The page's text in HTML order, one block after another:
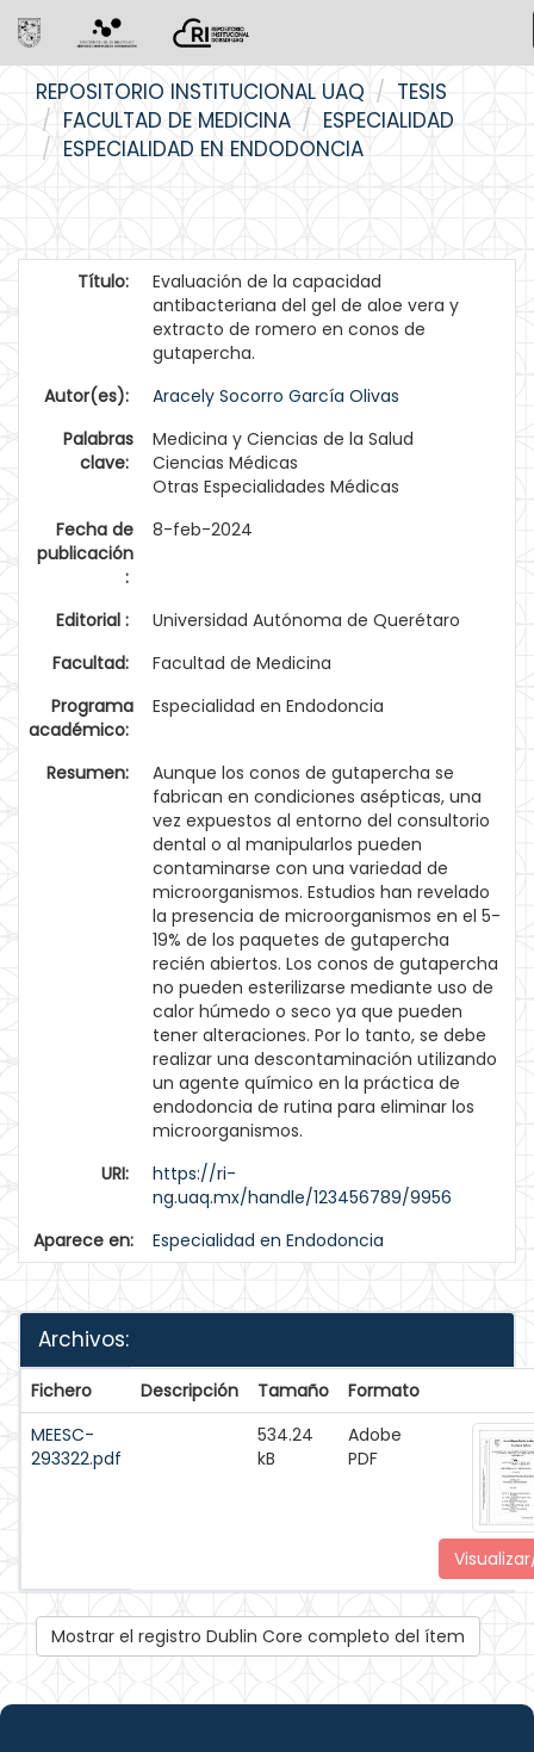
navigation
REPOSITORIO INSTITUCIONAL UAQ
TESIS
FACULTAD DE MEDICINA
ESPECIALIDAD
ESPECIALIDAD EN ENDODONCIA
Título:
Evaluación de la capacidad
antibacteriana del gel de aloe vera y
extracto de romero en conos de
gutapercha.
Autor(es):
Aracely Socorro García Olivas
Palabras
clave:
Medicina y Ciencias de la Salud
Ciencias Médicas
Otras Especialidades Médicas
Fecha de
publicación
:
8-feb-2024
Editorial :
Universidad Autónoma de Querétaro
Facultad:
Facultad de Medicina
Programa
académico:
Especialidad en Endodoncia
Resumen:
Aunque los conos de gutapercha se
fabrican en condiciones asépticas, una
vez expuestos al entorno del consultorio
dental o al manipularlos pueden
contaminarse con una variedad de
microorganismos. Estudios han revelado
la presencia de microorganismos en el 5-
19% de los paquetes de gutapercha
recién abiertos. Los conos de gutapercha
no pueden esterilizarse mediante uso de
calor húmedo o seco ya que pueden
tener alteraciones. Por lo tanto, se debe
realizar una descontaminación utilizando
un agente químico en la práctica de
endodoncia de rutina para eliminar los
microorganismos.
URI:
https://ri-
ng.uaq.mx/handle/123456789/9956
Aparece en:
Especialidad en Endodoncia
Archivos:
Fichero Descripción Tamaño
Formato
MEESC-
293322.pdf
534.24
kB
Adobe
PDF
Mostrar el registro Dublin Core completo del ítem